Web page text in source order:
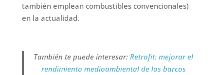
también emplean combustibles convencionales)
en la actualidad.
También te puede interesar: Retrofit: mejorar el
rendimiento medioambiental de los barcos